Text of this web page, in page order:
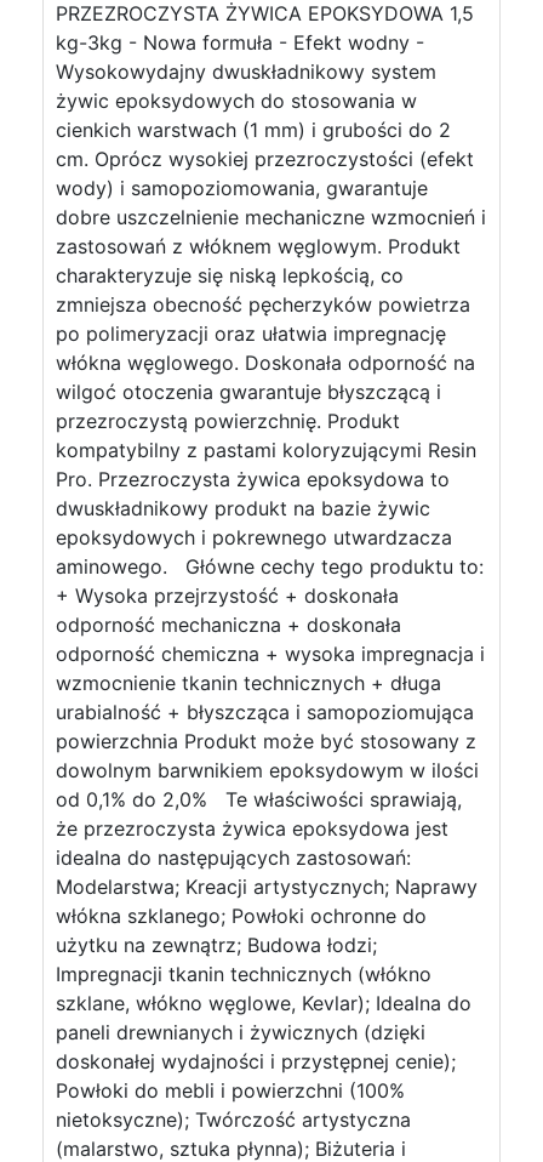
PRZEZROCZYSTA ŻYWICA EPOKSYDOWA 1,5
kg-3kg - Nowa formuła - Efekt wodny -
Wysokowydajny dwuskładnikowy system
żywic epoksydowych do stosowania w
cienkich warstwach (1 mm) i grubości do 2
cm. Oprócz wysokiej przezroczystości (efekt
wody) i samopoziomowania, gwarantuje
dobre uszczelnienie mechaniczne wzmocnień i
zastosowań z włóknem węglowym. Produkt
charakteryzuje się niską lepkością, co
zmniejsza obecność pęcherzyków powietrza
po polimeryzacji oraz ułatwia impregnację
włókna węglowego. Doskonała odporność na
wilgoć otoczenia gwarantuje błyszczącą i
przezroczystą powierzchnię. Produkt
kompatybilny z pastami koloryzującymi Resin
Pro. Przezroczysta żywica epoksydowa to
dwuskładnikowy produkt na bazie żywic
epoksydowych i pokrewnego utwardzacza
aminowego. Główne cechy tego produktu to:
+ Wysoka przejrzystość + doskonała
odporność mechaniczna + doskonała
odporność chemiczna + wysoka impregnacja i
wzmocnienie tkanin technicznych + długa
urabialność + błyszcząca i samopoziomująca
powierzchnia Produkt może być stosowany z
dowolnym barwnikiem epoksydowym w ilości
od 0,1% do 2,0% Te właściwości sprawiają,
że przezroczysta żywica epoksydowa jest
idealna do następujących zastosowań:
Modelarstwa; Kreacji artystycznych; Naprawy
włókna szklanego; Powłoki ochronne do
użytku na zewnątrz; Budowa łodzi;
Impregnacji tkanin technicznych (włókno
szklane, włókno węglowe, Kevlar); Idealna do
paneli drewnianych i żywicznych (dzięki
doskonałej wydajności i przystępnej cenie);
Powłoki do mebli i powierzchni (100%
nietoksyczne); Twórczość artystyczna
(malarstwo, sztuka płynna); Biżuteria i